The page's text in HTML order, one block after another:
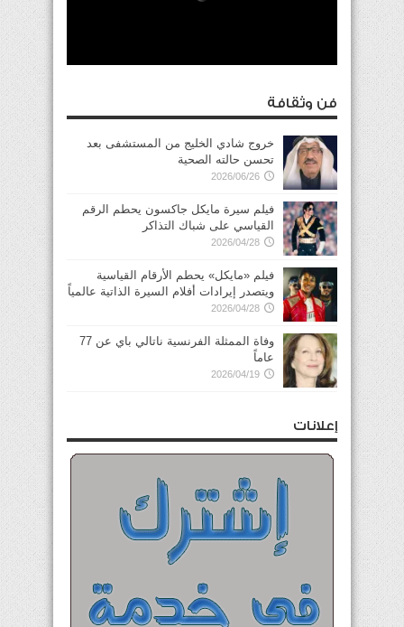
فن وثقافة
خروج شادي الخليج من المستشفى بعد
تحسن حالته الصحية
2026/06/26
فيلم سيرة مايكل جاكسون يحطم الرقم
القياسي على شباك التذاكر
2026/04/28
فيلم «مايكل» يحطم الأرقام القياسية
ويتصدر إيرادات أفلام السيرة الذاتية عالمياً
2026/04/28
وفاة الممثلة الفرنسية ناتالي باي عن 77
عاماً
2026/04/19
إعلانات